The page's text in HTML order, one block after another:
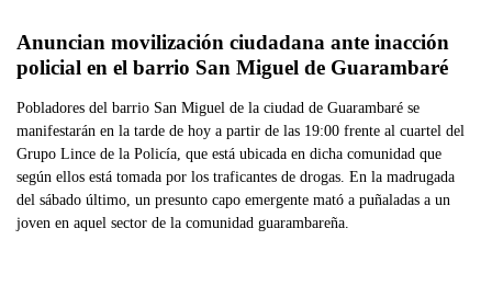
Anuncian movilización ciudadana ante inacción
policial en el barrio San Miguel de Guarambaré
Pobladores del barrio San Miguel de la ciudad de Guarambaré se
manifestarán en la tarde de hoy a partir de las 19:00 frente al cuartel del
Grupo Lince de la Policía, que está ubicada en dicha comunidad que
según ellos está tomada por los traficantes de drogas. En la madrugada
del sábado último, un presunto capo emergente mató a puñaladas a un
joven en aquel sector de la comunidad guarambareña.